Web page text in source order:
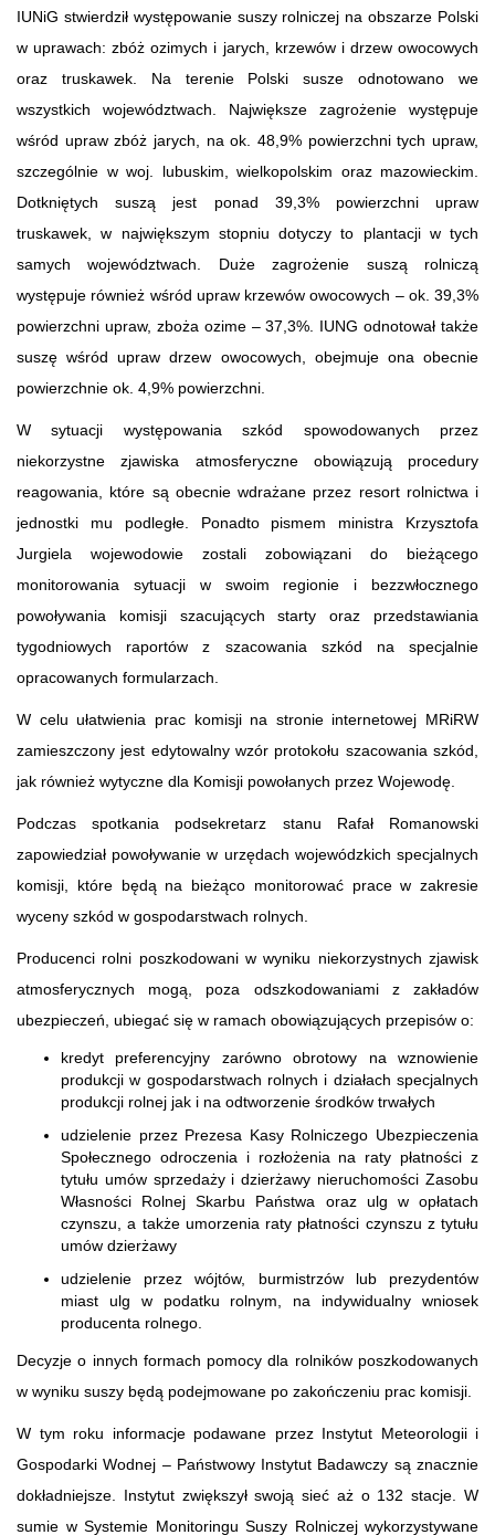
IUNiG stwierdził występowanie suszy rolniczej na obszarze Polski
w uprawach: zbóż ozimych i jarych, krzewów i drzew owocowych
oraz truskawek. Na terenie Polski susze odnotowano we
wszystkich województwach. Największe zagrożenie występuje
wśród upraw zbóż jarych, na ok. 48,9% powierzchni tych upraw,
szczególnie w woj. lubuskim, wielkopolskim oraz mazowieckim.
Dotkniętych suszą jest ponad 39,3% powierzchni upraw
truskawek, w największym stopniu dotyczy to plantacji w tych
samych województwach. Duże zagrożenie suszą rolniczą
występuje również wśród upraw krzewów owocowych – ok. 39,3%
powierzchni upraw, zboża ozime – 37,3%. IUNG odnotował także
suszę wśród upraw drzew owocowych, obejmuje ona obecnie
powierzchnie ok. 4,9% powierzchni.
W sytuacji występowania szkód spowodowanych przez
niekorzystne zjawiska atmosferyczne obowiązują procedury
reagowania, które są obecnie wdrażane przez resort rolnictwa i
jednostki mu podległe. Ponadto pismem ministra Krzysztofa
Jurgiela wojewodowie zostali zobowiązani do bieżącego
monitorowania sytuacji w swoim regionie i bezzwłocznego
powoływania komisji szacujących starty oraz przedstawiania
tygodniowych raportów z szacowania szkód na specjalnie
opracowanych formularzach.
W celu ułatwienia prac komisji na stronie internetowej MRiRW
zamieszczony jest edytowalny wzór protokołu szacowania szkód,
jak również wytyczne dla Komisji powołanych przez Wojewodę.
Podczas spotkania podsekretarz stanu Rafał Romanowski
zapowiedział powoływanie w urzędach wojewódzkich specjalnych
komisji, które będą na bieżąco monitorować prace w zakresie
wyceny szkód w gospodarstwach rolnych.
Producenci rolni poszkodowani w wyniku niekorzystnych zjawisk
atmosferycznych mogą, poza odszkodowaniami z zakładów
ubezpieczeń, ubiegać się w ramach obowiązujących przepisów o:
kredyt preferencyjny zarówno obrotowy na wznowienie
produkcji w gospodarstwach rolnych i działach specjalnych
produkcji rolnej jak i na odtworzenie środków trwałych
udzielenie przez Prezesa Kasy Rolniczego Ubezpieczenia
Społecznego odroczenia i rozłożenia na raty płatności z
tytułu umów sprzedaży i dzierżawy nieruchomości Zasobu
Własności Rolnej Skarbu Państwa oraz ulg w opłatach
czynszu, a także umorzenia raty płatności czynszu z tytułu
umów dzierżawy
udzielenie przez wójtów, burmistrzów lub prezydentów
miast ulg w podatku rolnym, na indywidualny wniosek
producenta rolnego.
Decyzje o innych formach pomocy dla rolników poszkodowanych
w wyniku suszy będą podejmowane po zakończeniu prac komisji.
W tym roku informacje podawane przez Instytut Meteorologii i
Gospodarki Wodnej – Państwowy Instytut Badawczy są znacznie
dokładniejsze. Instytut zwiększył swoją sieć aż o 132 stacje. W
sumie w Systemie Monitoringu Suszy Rolniczej wykorzystywane